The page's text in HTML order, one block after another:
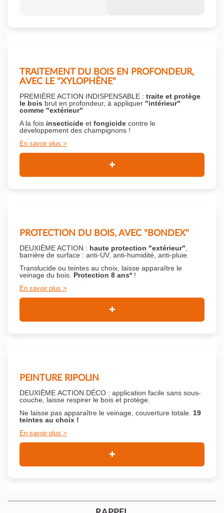
TRAITEMENT DU BOIS EN PROFONDEUR,
AVEC LE "XYLOPHÈNE"
PREMIÈRE ACTION INDISPENSABLE : traite et protège
le bois brut en profondeur, à appliquer "intérieur"
comme "extérieur"
A la fois insecticide et fongicide contre le
développement des champignons !
En savoir plus
PROTECTION DU BOIS, AVEC "BONDEX"
DEUXIÈME ACTION : haute protection "extérieur"
barrière de surface : anti-UV, anti-humidité, anti-pluie.
Translucide ou teintes au choix, laisse apparaître le
veinage du bois. Protection 8 ans*!
En savoir plus
PEINTURE RIPOLIN
DEUXIÈME ACTION DÉCO : application facile sans sous-
couche, laisse respirer le bois et protège.
Ne laisse pas apparaître le veinage, couverture totale. 19
teintes au choix !
En savoir plus